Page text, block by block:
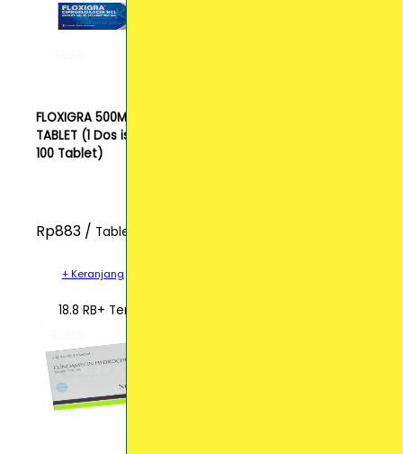
FLOXIGRA 500MG
TABLET (1 Dos isi
100 Tablet)
Rp883 / Tablet
+ Keranjang
18.8 RB+ Terjual